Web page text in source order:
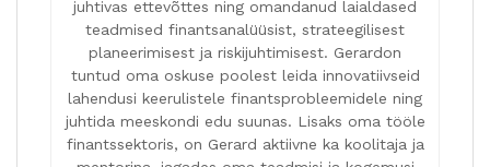
juhtivas ettevõttes ning omandanud laialdased
teadmised finantsanalüüsist, strateegilisest
planeerimisest ja riskijuhtimisest. Gerardon
tuntud oma oskuse poolest leida innovatiivseid
lahendusi keerulistele finantsprobleemidele ning
juhtida meeskondi edu suunas. Lisaks oma tööle
finantssektoris, on Gerard aktiivne ka koolitaja ja